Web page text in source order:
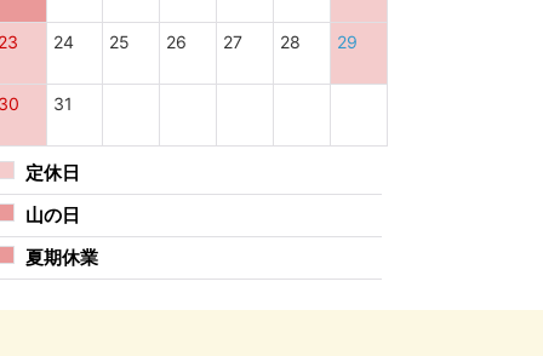
24 25 26 27 28 29
31
定休日
山の日
夏期休業